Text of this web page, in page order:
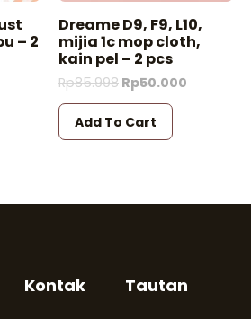
– 2
Dreame D9, F9, L10,
mijia 1c mop cloth,
kain pel – 2 pcs
Rp85.998 Rp50.000
Add To Cart
Kontak Tautan